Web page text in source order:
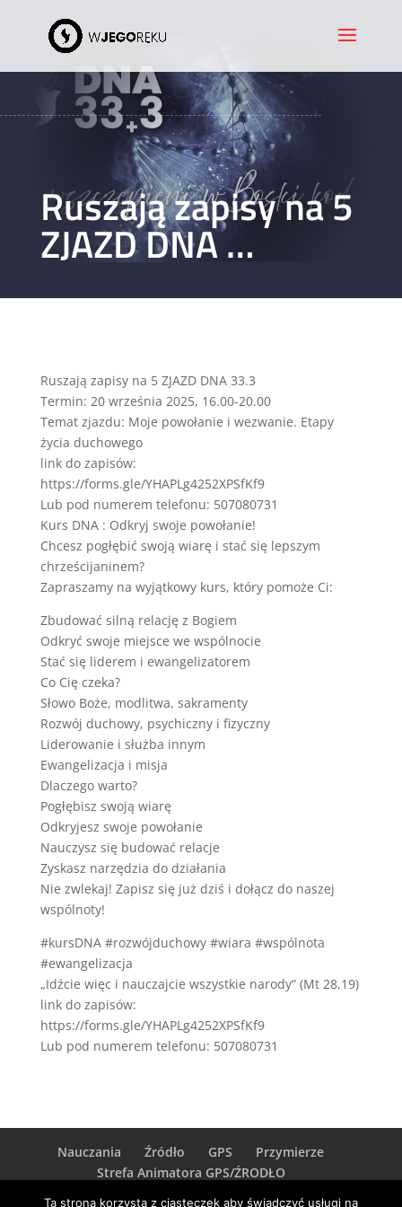
Ruszają zapisy na 5
ZJAZD DNA …
Ruszają zapisy na 5 ZJAZD DNA 33.3
Termin: 20 września 2025, 16.00-20.00
Temat zjazdu: Moje powołanie i wezwanie. Etapy
życia duchowego
link do zapisów:
https://forms.gle/YHAPLg4252XPSfKf9
Lub pod numerem telefonu: 507080731
Kurs DNA : Odkryj swoje powołanie!
Chcesz pogłębić swoją wiarę i stać się lepszym
chrześcijaninem?
Zapraszamy na wyjątkowy kurs, który pomoże Ci:
Zbudować silną relację z Bogiem
Odkryć swoje miejsce we wspólnocie
Stać się liderem i ewangelizatorem
Co Cię czeka?
Słowo Boże, modlitwa, sakramenty
Rozwój duchowy, psychiczny i fizyczny
Liderowanie i służba innym
Ewangelizacja i misja
Dlaczego warto?
Pogłębisz swoją wiarę
Odkryjesz swoje powołanie
Nauczysz się budować relacje
Zyskasz narzędzia do działania ️
Nie zwlekaj! Zapisz się już dziś i dołącz do naszej
wspólnoty!
#kursDNA #rozwójduchowy #wiara #wspólnota
#ewangelizacja
„Idźcie więc i nauczajcie wszystkie narody” (Mt 28,19)
link do zapisów:
https://forms.gle/YHAPLg4252XPSfKf9
Lub pod numerem telefonu: 507080731
Nauczania Źródło GPS
Przymierze
Strefa Animatora GPS/ŹRODŁO
logowanie
Ta strona korzysta z ciasteczek aby świadczyć usługi na